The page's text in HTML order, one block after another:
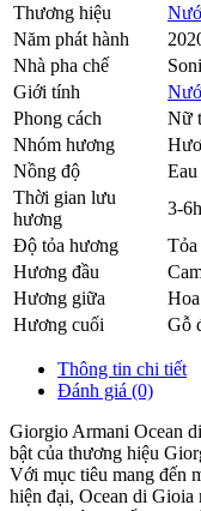
Thương hiệu
Năm phát hành
Nhà pha chế
Giới tính
Phong cách
Nữ
Nhóm hương
Nồng độ
Thời gian lưu
hương
3-6h
Độ tỏa hương
Tỏa
Hương đầu
Hương giữa
Hương cuối
Gỗ
Thông tin chi tiết
Đánh giá (0)
Giorgio Armani Ocean
bật của thương hiệu
Với mục tiêu mang đến
hiện đại, Ocean di